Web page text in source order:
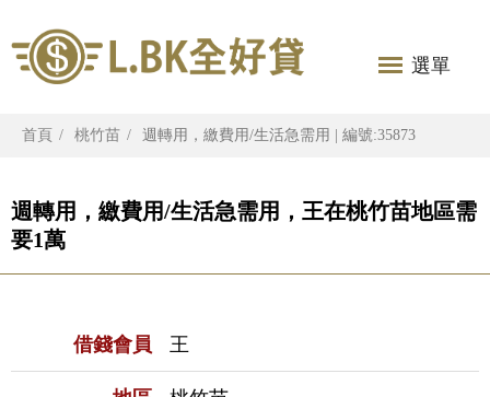
選單
首頁 桃竹苗 週轉用，繳費用/生活急需用 | 編號:35873
週轉用，繳費用/生活急需用，王在桃竹苗地區需
要1萬
借錢會員 王